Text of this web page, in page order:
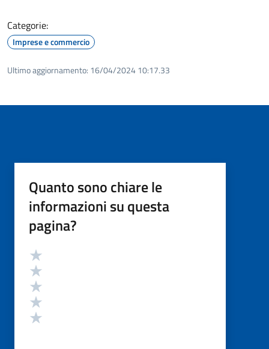
Categorie:
Imprese e commercio
Ultimo aggiornamento: 16/04/2024 10:17.33
Quanto sono chiare le
informazioni su questa
pagina?
Valutazione